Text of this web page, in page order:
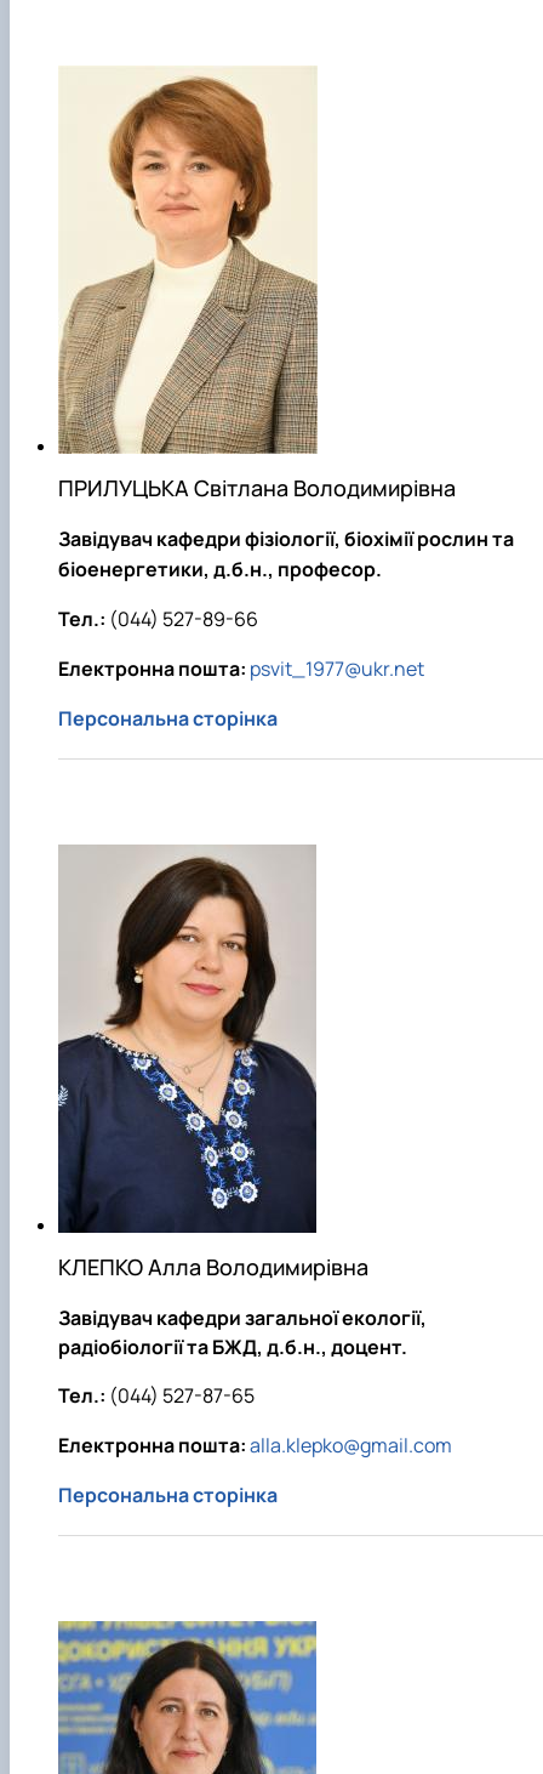
ПРИЛУЦЬКА Світлана Володимирівна
Завідувач кафедри фізіології, біохімії рослин та
біоенергетики, д.б.н., професор.
Тел.: (044) 527-89-66
Електронна пошта: psvit_1977@ukr.net
Персональна сторінка
КЛЕПКО Алла Володимирівна
Завідувач кафедри загальної екології,
радіобіології та БЖД, д.б.н., доцент.
Тел.: (044) 527-87-65
Електронна пошта:alla.klepko@gmail.com
Персональна сторінка